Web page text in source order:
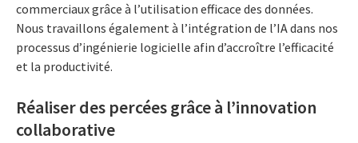
commerciaux grâce à l’utilisation efficace des données.
Nous travaillons également à l’intégration de l’IA dans nos
processus d’ingénierie logicielle afin d’accroître l’efficacité
et la productivité.
Réaliser des percées grâce à l’innovation
collaborative